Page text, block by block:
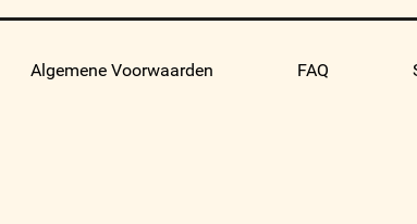
Algemene Voorwaarden FAQ